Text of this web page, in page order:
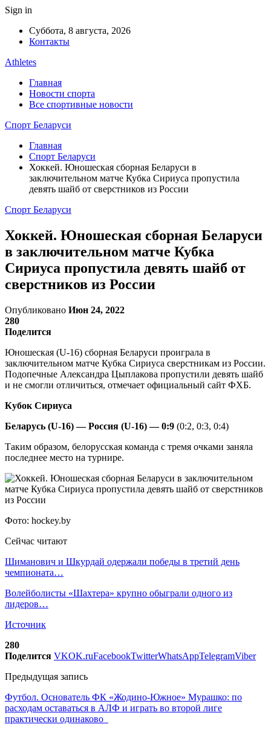
Sign in
Суббота, 8 августа, 2026
Контакты
Athletes
Главная
Новости спорта
Все спортивные новости
Спорт Беларуси
Главная
Спорт Беларуси
Хоккей. Юношеская сборная Беларуси в
заключительном матче Кубка Сириуса пропустила
девять шайб от сверстников из России
Спорт Беларуси
Хоккей. Юношеская сборная Беларуси
в заключительном матче Кубка
Сириуса пропустила девять шайб от
сверстников из России
Опубликовано Июн 24, 2022
280
Поделится
Юношеская (U-16) сборная Беларуси проиграла в
заключительном матче Кубка Сириуса сверстникам из России.
Подопечные Александра Цыплакова пропустили девять шайб
и не смогли отличиться, отмечает официальный сайт ФХБ.
Кубок Сириуса
Беларусь (U-16) — Россия (U-16) — 0:9 (0:2, 0:3, 0:4)
Таким образом, белорусская команда с тремя очками заняла
последнее место на турнире.
Фото: hockey.by
Сейчас читают
Шиманович и Шкурдай одержали победы в третий день
чемпионата…
Волейболисты «Шахтера» крупно обыграли одного из
лидеров…
Источник
280
Поделится VKOK.ruFacebookTwitterWhatsAppTelegramViber
Предыдущая запись
Футбол. Основатель ФК «Жодино-Южное» Мурашко: по
расходам оставаться в АЛФ и играть во второй лиге
практически одинаково